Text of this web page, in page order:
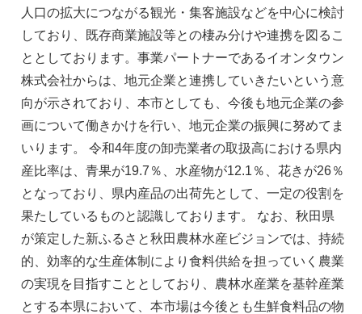
人口の拡大につながる観光・集客施設などを中心に検討
しており、既存商業施設等との棲み分けや連携を図るこ
ととしております。事業パートナーであるイオンタウン
株式会社からは、地元企業と連携していきたいという意
向が示されており、本市としても、今後も地元企業の参
画について働きかけを行い、地元企業の振興に努めてま
いります。 令和4年度の卸売業者の取扱高における県内
産比率は、青果が19.7％、水産物が12.1％、花きが26％
となっており、県内産品の出荷先として、一定の役割を
果たしているものと認識しております。 なお、秋田県
が策定した新ふるさと秋田農林水産ビジョンでは、持続
的、効率的な生産体制により食料供給を担っていく農業
の実現を目指すこととしており、農林水産業を基幹産業
とする本県において、本市場は今後とも生鮮食料品の物